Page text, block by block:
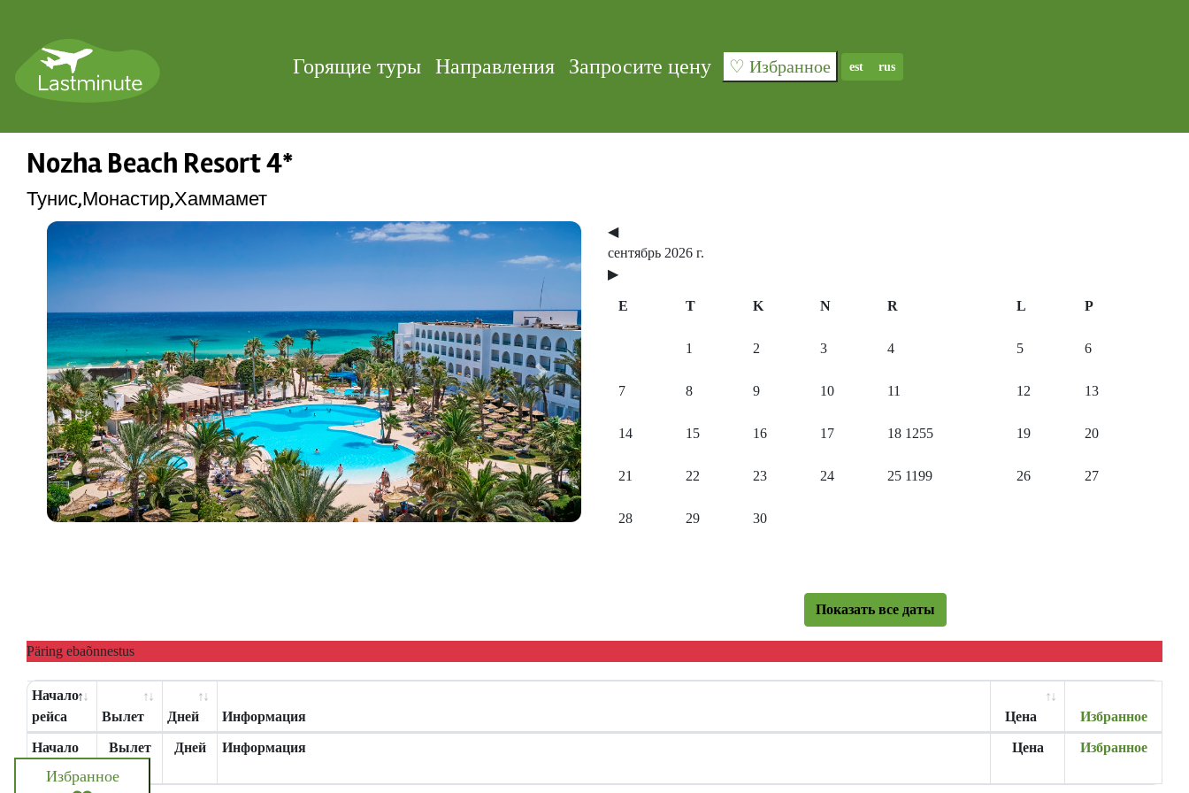
Горящие туры Направления Запросите цену ♡ Избранное est rus
Nozha Beach Resort 4*
Тунис,Монастир,Хаммамет
Previous Next
◀
сентябрь 2026 г.
▶
E T K N R L P
1 2 3 4 5 6
7 8 9 10 11 12 13
14 15 16 17 18 1255 19 20
21 22 23 24 25 1199 26 27
28 29 30
Показать все даты
Päring ebaõnnestus
Начало
рейса
Вылет Дней Информация Цена Избранное
Начало
рейса
Вылет Дней Информация Цена Избранное
Избранное